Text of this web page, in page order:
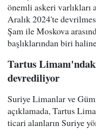
önemli askeri varlıkları
Aralık 2024'te
Şam ile Moskova
başlıklarından biri
Tartus
devrediliyor
Suriye Limanlar ve
açıklamada, Tartus
ticari alanların Suriye